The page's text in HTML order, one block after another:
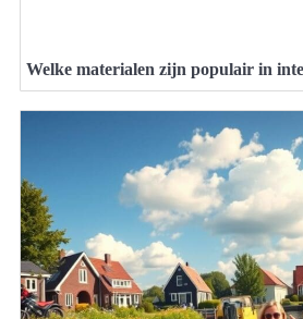
Welke materialen zijn populair in